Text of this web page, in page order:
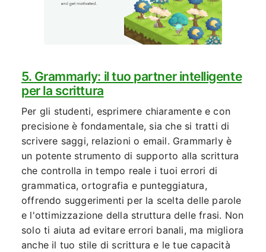
5. Grammarly: il tuo partner intelligente
per la scrittura
Per gli studenti, esprimere chiaramente e con
precisione è fondamentale, sia che si tratti di
scrivere saggi, relazioni o email. Grammarly è
un potente strumento di supporto alla scrittura
che controlla in tempo reale i tuoi errori di
grammatica, ortografia e punteggiatura,
offrendo suggerimenti per la scelta delle parole
e l'ottimizzazione della struttura delle frasi. Non
solo ti aiuta ad evitare errori banali, ma migliora
anche il tuo stile di scrittura e le tue capacità